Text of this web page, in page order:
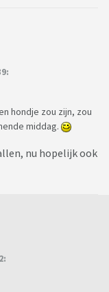
hondje zou zijn, zou
middag.
nu hopelijk ook